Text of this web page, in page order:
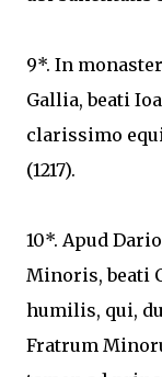
9*. In
Gallia, beati
clarissimo
(1217).
10*. Apud
Minoris, beati
humilis, qui,
Fratrum